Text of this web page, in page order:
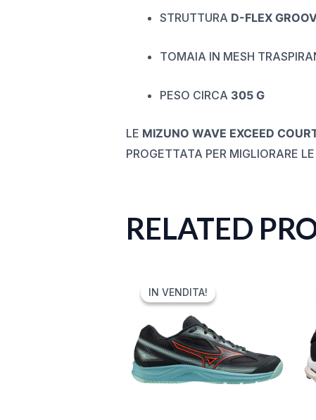
STRUTTURA D-FLEX
TOMAIA IN MESH
PESO CIRCA 305 G
LE MIZUNO WAVE EXCEED
PROGETTATA PER MIGLIORARE
RELATED
IN VENDITA!
IN VENDITA!
PRICE
WAS:
PRICE
IS: